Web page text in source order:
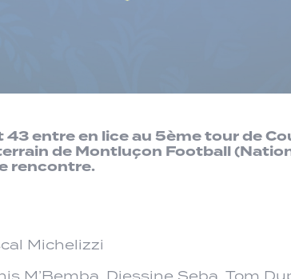
entre en lice au 5ème tour de
de Montluçon Football
rencontre.
Michelizzi
M’Bemba, Djessine Seba, Tom